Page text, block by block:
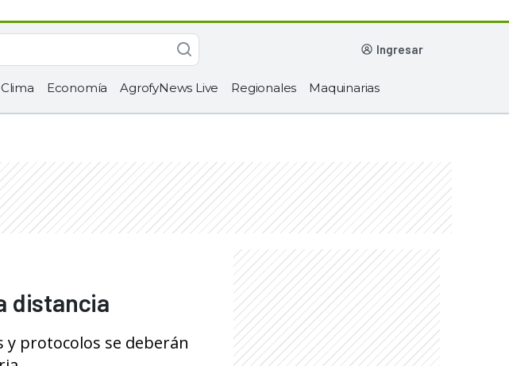
ingresar
Clima Economía AgrofyNews Live Regionales Maquinarias
distancia
y protocolos se deberán